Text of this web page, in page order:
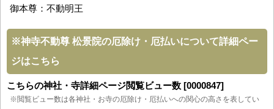
御本尊：不動明王
※神寺不動尊 松景院の厄除け・厄払いについて詳細ペー
ジはこちら
こちらの神社・寺詳細ページ閲覧ビュー数 [0000847]
※閲覧ビュー数は各神社・お寺の厄除け・厄払いへの関心の高さを表してい